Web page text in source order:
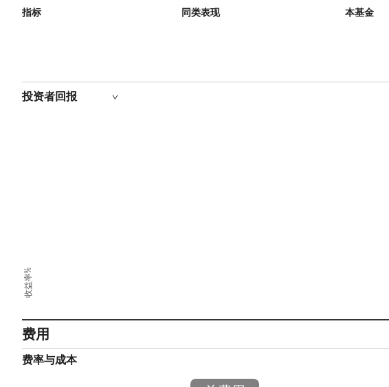
指标 同类表现 本基金
投资者回报
收益率%
费用
费率与成本